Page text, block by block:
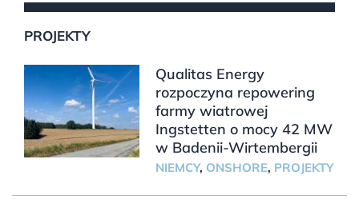
PROJEKTY
Qualitas Energy
rozpoczyna repowering
farmy wiatrowej
Ingstetten o mocy 42 MW
w Badenii-Wirtembergii
NIEMCY, ONSHORE, PROJEKTY